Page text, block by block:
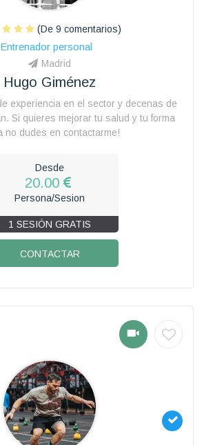
(De 9 comentarios)
Entrenador personal
Madrid
Hugo Giménez
experiencia en el sector y decenas de
Si quieres mejorar tu salud y tu forma
no dudes en contactarme!
Desde
20.00
Persona/Sesion
1 SESIÓN GRATIS
CONTACTAR